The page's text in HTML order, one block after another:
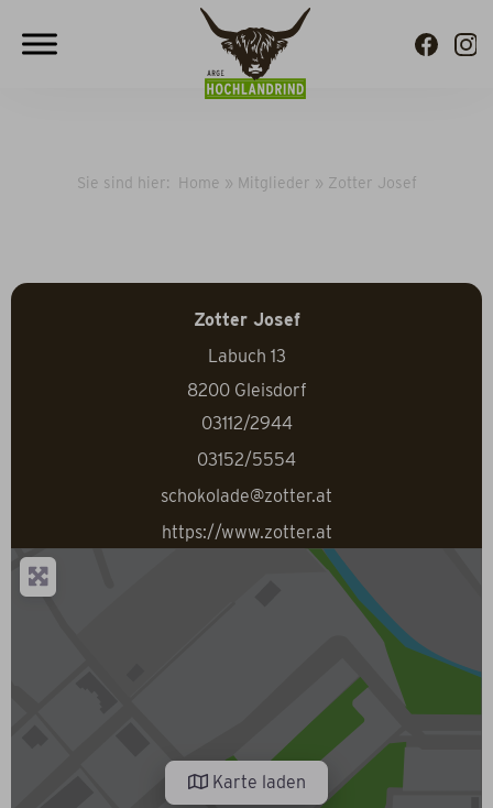
Sie sind hier: Home » Mitglieder » Zotter Josef
Zotter Josef
Labuch 13
8200 Gleisdorf
03112/2944
03152/5554
schokolade@zotter.at
https://www.zotter.at
Karte laden